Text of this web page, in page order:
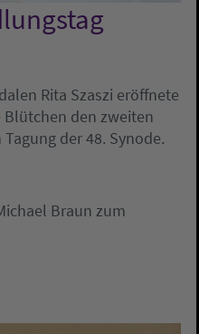
Rita Szaszi eröffnete
den zweiten
der 48. Synode.
Braun zum